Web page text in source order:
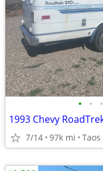
• • •
1993 Chevy
7/14 97k mi Taos